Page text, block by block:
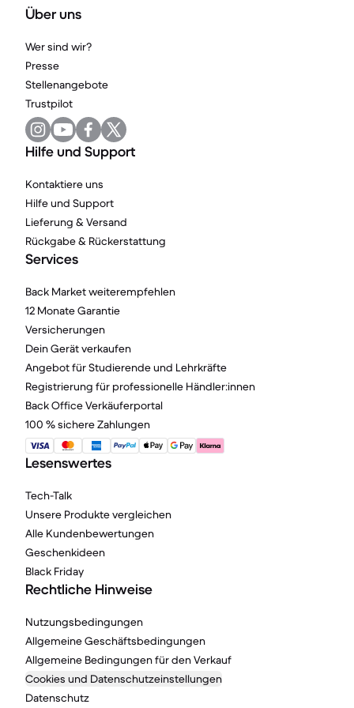
Über uns
Wer sind wir?
Presse
Stellenangebote
Trustpilot
Hilfe und Support
Kontaktiere uns
Hilfe und Support
Lieferung & Versand
Rückgabe & Rückerstattung
Services
Back Market weiterempfehlen
12 Monate Garantie
Versicherungen
Dein Gerät verkaufen
Angebot für Studierende und Lehrkräfte
Registrierung für professionelle Händler:innen
Back Office Verkäuferportal
100 % sichere Zahlungen
Lesenswertes
Tech-Talk
Unsere Produkte vergleichen
Alle Kundenbewertungen
Geschenkideen
Black Friday
Rechtliche Hinweise
Nutzungsbedingungen
Allgemeine Geschäftsbedingungen
Allgemeine Bedingungen für den Verkauf
Cookies und Datenschutzeinstellungen
Datenschutz